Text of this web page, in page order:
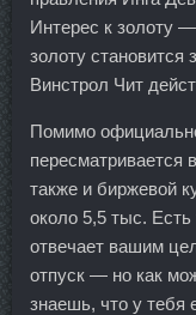
Интерес к золоту
золоту
Винстрол Чит
Помимо
пересматривается
также и биржевой
около 5,5 тыс. Есть
отвечает вашим
отпуск — но как
знаешь, что у тебя